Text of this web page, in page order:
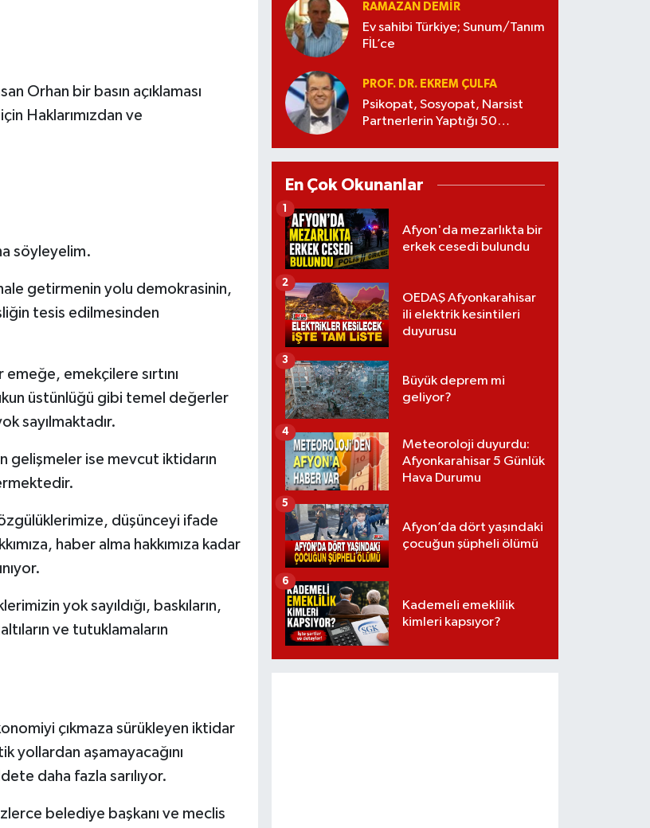
Orhan bir basın açıklaması
Haklarımızdan ve
söyleyelim.
hale getirmenin yolu demokrasinin,
tesis edilmesinden
emekçilere sırtını
üstünlüğü gibi temel değerler
sayılmaktadır.
gelişmeler ise mevcut iktidarın
düşünceyi ifade
haber alma hakkımıza kadar
yok sayıldığı, baskıların,
ve tutuklamaların
çıkmaza sürükleyen iktidar
yollardan aşamayacağını
daha fazla sarılıyor.
belediye başkanı ve meclis
RAMAZAN DEMİR
Ev sahibi Türkiye; Sunum/Tanım
FİL’ce
PROF. DR. EKREM ÇULFA
Psikopat, Sosyopat, Narsist
Partnerlerin Yaptığı 50
En Çok Okunanlar
Afyon'da mezarlıkta bir
erkek cesedi bulundu
1
OEDAŞ Afyonkarahisar
ili elektrik kesintileri
duyurusu
2
Büyük deprem mi
geliyor?
3
Meteoroloji duyurdu:
Afyonkarahisar 5 Günlük
Hava Durumu
4
Afyon’da dört yaşındaki
çocuğun şüpheli ölümü
5
Kademeli emeklilik
kimleri kapsıyor?
6